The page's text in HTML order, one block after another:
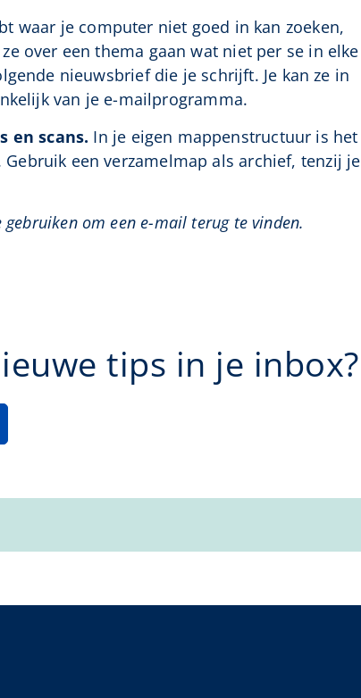
waar je computer niet goed in kan zoeken,
over een thema gaan wat niet per se in elke
nieuwsbrief die je schrijft. Je kan ze in
van je e-mailprogramma.
en scans. In je eigen mappenstructuur is het
een verzamelmap als archief, tenzij je
om een e-mail terug te vinden.
tips in je inbox?